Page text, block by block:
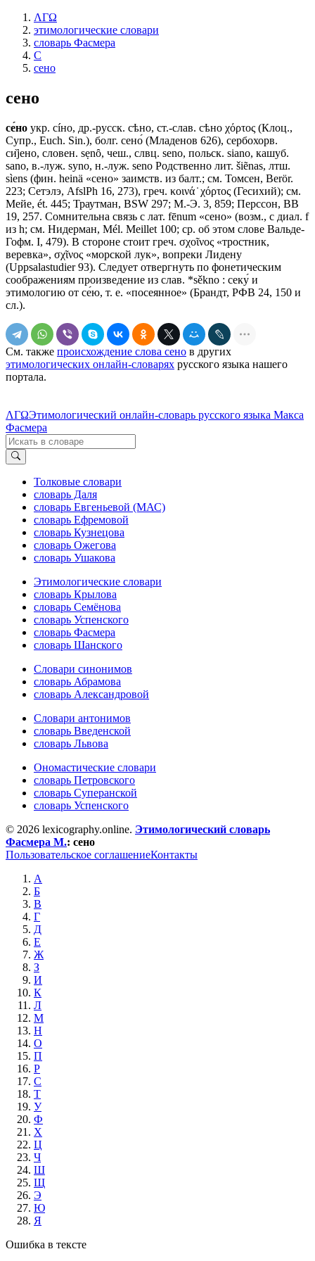
ΛΓΩ
этимологические словари
словарь Фасмера
С
сено
сено
се́но укр. сíно, др.-русск. сѣно, ст.-слав. сѣно χόρτος (Клоц.,
Супр., Еuсh. Sin.), болг. сено́ (Младенов 626), сербохорв.
си̏jено, словен. sẹnȏ, чеш., слвц. sеnо, польск. siano, кашуб.
sаnо, в.-луж. sуnо, н.-луж. sеnо Родственно лит. šiẽnas, лтш.
sìens (фин. heinä «сено» заимств. из балт.; см. Томсен, Веrör.
223; Сетэлэ, AfslPh 16, 273), греч. κοινά ̇ χόρτος (Гесихий); см.
Мейе, ét. 445; Траутман, ВSW 297; М.-Э. 3, 859; Перссон, ВВ
19, 257. Сомнительна связь с лат. fēnum «сено» (возм., с диал. f
из h; см. Нидерман, Мél. Меillеt 100; ср. об этом слове Вальде-
Гофм. I, 479). В стороне стоит греч. σχοῖνος «тростник,
веревка», σχῖνος «морской лук», вопреки Лидену
(Uppsalastudier 93). Следует отвергнуть по фонетическим
соображениям произведение из слав. *sěknо : секу́ и
этимологию от се́ю, т. е. «посеянное» (Брандт, РФВ 24, 150 и
сл.).
См. также происхождение слова сено в других
этимологических онлайн-словарях русского языка нашего
портала.
ΛΓΩЭтимологический онлайн-словарь русского языка Макса
Фасмера
Толковые словари
словарь Даля
словарь Евгеньевой (МАС)
словарь Ефремовой
словарь Кузнецова
словарь Ожегова
словарь Ушакова
Этимологические словари
словарь Крылова
словарь Семёнова
словарь Успенского
словарь Фасмера
словарь Шанского
Словари синонимов
словарь Абрамова
словарь Александровой
Словари антонимов
словарь Введенской
словарь Львова
Ономастические словари
словарь Петровского
словарь Суперанской
словарь Успенского
© 2026 lexicography.online. Этимологический словарь
Фасмера М.: сено
Пользовательское соглашениеКонтакты
А
Б
В
Г
Д
Е
Ж
З
И
К
Л
М
Н
О
П
Р
С
Т
У
Ф
Х
Ц
Ч
Ш
Щ
Э
Ю
Я
Ошибка в тексте